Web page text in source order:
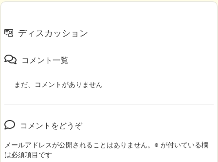
ディスカッション
コメント一覧
まだ、コメントがありません
コメントをどうぞ
メールアドレスが公開されることはありません。 ※ が付いている欄
は必須項目です